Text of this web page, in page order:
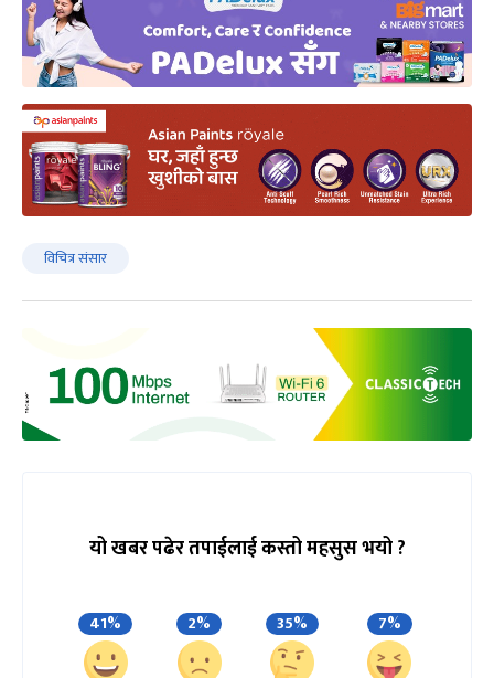
विचित्र संसार
यो खबर पढेर तपाईलाई कस्तो महसुस भयो ?
41% 2% 35% 7%